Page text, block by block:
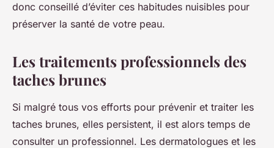
donc conseillé d’éviter ces habitudes nuisibles pour
préserver la santé de votre peau.
Les traitements professionnels des
taches brunes
Si malgré tous vos efforts pour prévenir et traiter les
taches brunes, elles persistent, il est alors temps de
consulter un professionnel. Les dermatologues et les